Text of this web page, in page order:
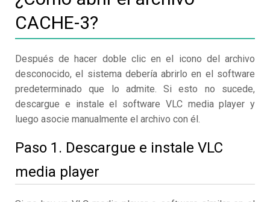
CACHE-3?
Después de hacer doble clic en el icono del archivo
desconocido, el sistema debería abrirlo en el software
predeterminado que lo admite. Si esto no sucede,
descargue e instale el software VLC media player y
luego asocie manualmente el archivo con él.
Paso 1. Descargue e instale VLC
media player